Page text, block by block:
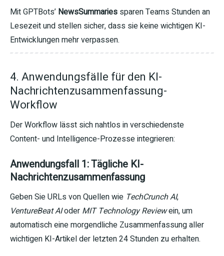
Mit GPTBots’ NewsSummaries sparen Teams Stunden an
Lesezeit und stellen sicher, dass sie keine wichtigen KI-
Entwicklungen mehr verpassen.
4. Anwendungsfälle für den KI-
Nachrichtenzusammenfassung-
Workflow
Der Workflow lässt sich nahtlos in verschiedenste
Content- und Intelligence-Prozesse integrieren:
Anwendungsfall 1: Tägliche KI-
Nachrichtenzusammenfassung
Geben Sie URLs von Quellen wie TechCrunch AI,
VentureBeat AIoder MIT Technology Reviewein, um
automatisch eine morgendliche Zusammenfassung aller
wichtigen KI-Artikel der letzten 24 Stunden zu erhalten.